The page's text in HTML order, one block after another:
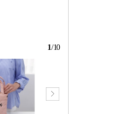
1/10